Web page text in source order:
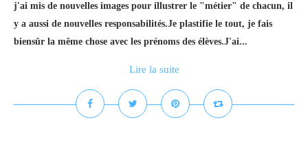
j'ai mis de nouvelles images pour illustrer le "métier" de chacun, il
y a aussi de nouvelles responsabilités.Je plastifie le tout, je fais
biensûr la même chose avec les prénoms des élèves.J'ai...
Lire la suite